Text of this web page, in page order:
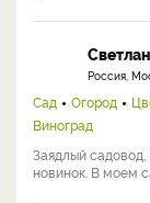
Россия,
Сад Огород
Виноград
Заядлый
новинок. В моем